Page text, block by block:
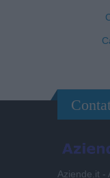
Aziende.it -